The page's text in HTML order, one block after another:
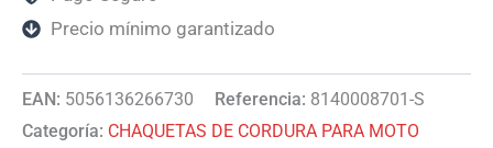
Precio mínimo garantizado
EAN: 5056136266730 Referencia: 8140008701-S
Categoría: CHAQUETAS DE CORDURA PARA MOTO